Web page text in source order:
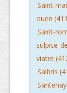
Saint-
ouen
Saint-
sulpice-
viatre
Salbris